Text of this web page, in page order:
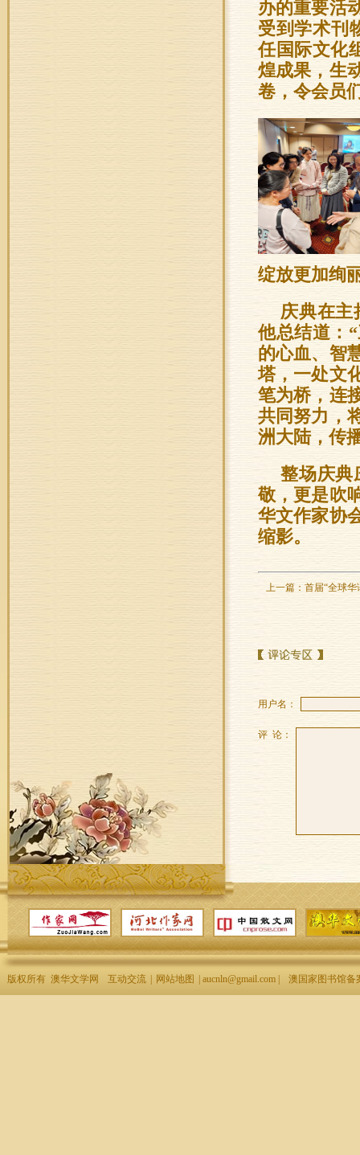
办的重要活
受到学术刊
任国际文化
煌成果，生
卷，令会员
绽放更加绚
庆典在主
他总结道：
的心血、智
塔，一处文
笔为桥，连
共同努力，
洲大陆，传
整场庆典
敬，更是吹
华文作家协
缩影。
上一篇： 首届“全球
用户名：
评 论：
版权所有 澳华文学网 互动交流 网站地图 | aucnln@gmail.com | 澳国家图书馆备